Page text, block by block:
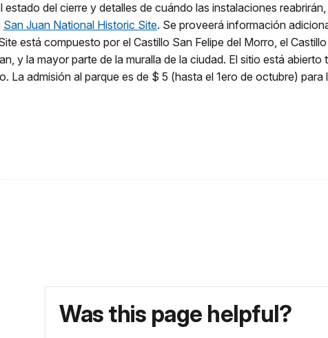
estado del cierre y detalles de cuándo las instalaciones
San Juan National Historic Site. Se proveerá información
está compuesto por el Castillo San Felipe del Morro, el
y la mayor parte de la muralla de la ciudad. El sitio está
La admisión al parque es de $ 5 (hasta el 1ero de octubre)
Was this page helpful?